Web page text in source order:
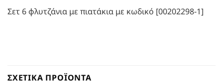
Σετ 6 φλυτζάνια με πιατάκια με κωδικό [00202298-1]
ΣΧΕΤΙΚΆ ΠΡΟΪΌΝΤΑ